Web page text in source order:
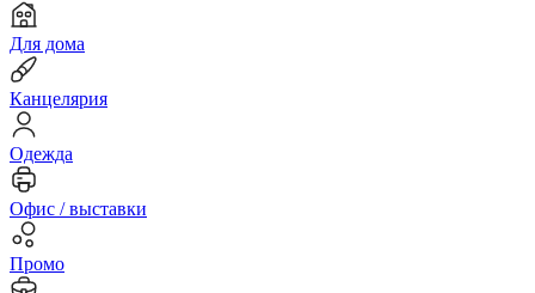
Для дома
Канцелярия
Одежда
Офис / выставки
Промо